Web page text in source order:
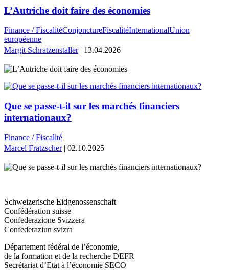
L’Autriche doit faire des économies
Finance / FiscalitéConjonctureFiscalitéInternationalUnion
européenne
Margit Schratzenstaller| 13.04.2026
Que se passe-t-il sur les marchés financiers
internationaux?
Finance / Fiscalité
Marcel Fratzscher| 02.10.2025
Schweizerische Eidgenossenschaft
Confédération suisse
Confederazione Svizzera
Confederaziun svizra
Département fédéral de l’économie,
de la formation et de la recherche DEFR
Secrétariat d’Etat à l’économie SECO